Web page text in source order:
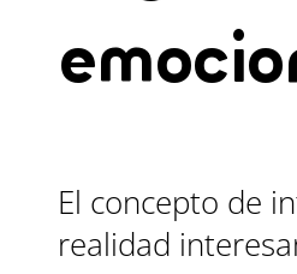
El concepto de
realidad